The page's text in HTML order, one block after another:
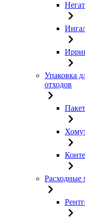
Упаковка
отходов
Расходные